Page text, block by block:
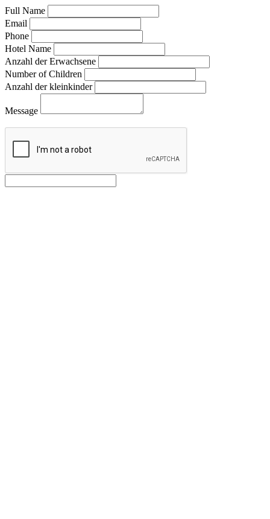
Full Name
Email
Phone
Hotel Name
Anzahl der Erwachsene
Number of Children
Anzahl der kleinkinder
Message